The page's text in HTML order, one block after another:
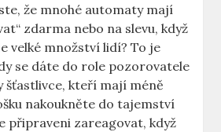
že mnohé automaty mají
zdarma nebo na slevu, když
velké množství lidí? To je
se dáte do role pozorovatele
šťastlivce, kteří mají méně
nakoukněte do tajemství
připraveni zareagovat, když